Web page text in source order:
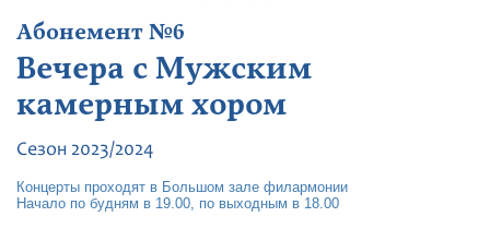
Абонемент №6
Вечера с Мужским
камерным хором
Сезон 2023/2024
Концерты проходят в Большом зале филармонии
Начало по будням в 19.00, по выходным в 18.00